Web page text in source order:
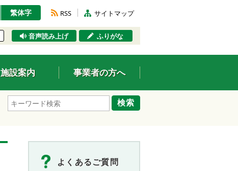
繁体字 RSS サイトマップ
音声読み上げ ふりがな
施設案内 事業者の方へ
検索
よくあるご質問